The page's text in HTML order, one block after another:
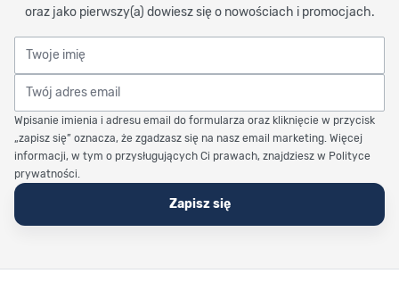
oraz jako pierwszy(a) dowiesz się o nowościach i promocjach.
Twoje imię
Twój adres email
Wpisanie imienia i adresu email do formularza oraz kliknięcie w przycisk
„zapisz się” oznacza, że zgadzasz się na nasz email marketing. Więcej
informacji, w tym o przysługujących Ci prawach, znajdziesz w Polityce
prywatności.
Zapisz się